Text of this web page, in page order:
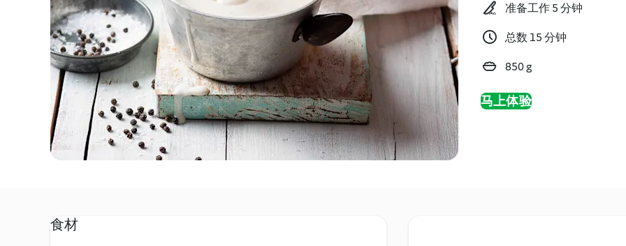
准备工作 5 分钟
总数 15 分钟
850 g
马上体验
食材